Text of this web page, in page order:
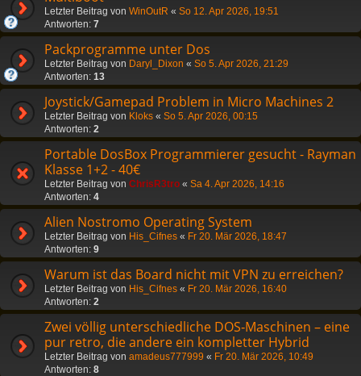
Letzter Beitrag von WinOutR « So 12. Apr 2026, 19:51
Antworten: 7
Packprogramme unter Dos
Letzter Beitrag von Daryl_Dixon « So 5. Apr 2026, 21:29
Antworten: 13
Joystick/Gamepad Problem in Micro Machines 2
Letzter Beitrag von Kloks « So 5. Apr 2026, 00:15
Antworten: 2
Portable DosBox Programmierer gesucht - Rayman
Klasse 1+2 - 40€
Letzter Beitrag von ChrisR3tro « Sa 4. Apr 2026, 14:16
Antworten: 4
Alien Nostromo Operating System
Letzter Beitrag von His_Cifnes « Fr 20. Mär 2026, 18:47
Antworten: 9
Warum ist das Board nicht mit VPN zu erreichen?
Letzter Beitrag von His_Cifnes « Fr 20. Mär 2026, 16:40
Antworten: 2
Zwei völlig unterschiedliche DOS‑Maschinen – eine
pur retro, die andere ein kompletter Hybrid
Letzter Beitrag von amadeus777999 « Fr 20. Mär 2026, 10:49
Antworten: 8